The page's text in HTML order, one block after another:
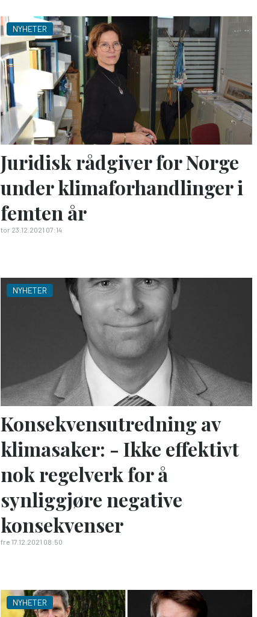
NYHETER
Juridisk rådgiver for Norge
under klimaforhandlinger i
femten år
tor 23.12.2021 07:14
NYHETER
Konsekvens­utredning av
klimasaker: - Ikke effektivt
nok regelverk for å
synliggjøre negative
konsekvenser
fre 17.12.2021 08:50
NYHETER